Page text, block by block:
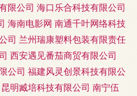
限公司 海口乐合科技有限公司
海南电影网 南通千叶网络科技
司 兰州瑞康塑料包装有限责任
西安遇见番茄商贸有限公司
公司 福建风灵创景科技有限公
昆明臧培科技有限公司 南宁伍